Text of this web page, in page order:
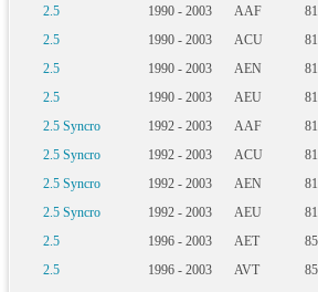
2.5
1990 - 2003 AAF 81
2.5
1990 - 2003 ACU 81
2.5
1990 - 2003 AEN 81
2.5
1990 - 2003 AEU 81
2.5 Syncro
1992 - 2003 AAF 81
2.5 Syncro
1992 - 2003 ACU 81
2.5 Syncro
1992 - 2003 AEN 81
2.5 Syncro
1992 - 2003 AEU 81
2.5
1996 - 2003 AET 85
2.5
1996 - 2003 AVT 85